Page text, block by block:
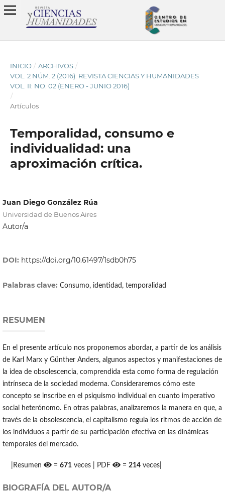
INICIO / ARCHIVOS /
VOL. 2 NÚM. 2 (2016): REVISTA CIENCIAS Y HUMANIDADES
VOL. II: NO. 02 (ENERO - JUNIO 2016)
/
Artículos
Temporalidad, consumo e
individualidad: una
aproximación crítica.
Juan Diego González Rúa
Universidad de Buenos Aires
Autor/a
DOI: https://doi.org/10.61497/1sdb0h75
Palabras clave: Consumo, identidad, temporalidad
RESUMEN
En el presente artículo nos proponemos abordar, a partir de los análisis
de Karl Marx y Günther Anders, algunos aspectos y manifestaciones de
la idea de obsolescencia, comprendida esta como forma de regulación
intrínseca de la sociedad moderna. Consideraremos cómo este
concepto se inscribe en el psiquismo individual en cuanto imperativo
social heterónomo. En otras palabras, analizaremos la manera en que, a
través de la obsolescencia, el capitalismo regula los ritmos de acción de
los individuos a partir de su participación efectiva en las dinámicas
temporales del mercado.
|Resumen =671 veces | PDF =214 veces|
BIOGRAFÍA DEL AUTOR/A